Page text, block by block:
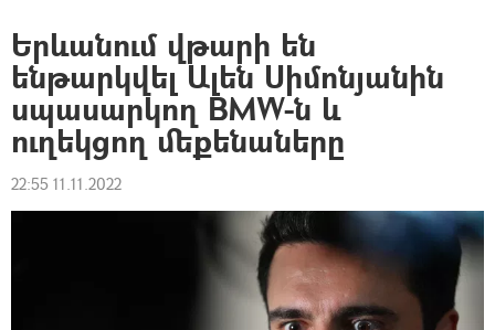
Երևանում վթարի են
ենթարկվել Ալեն Սիմոնյանին
սպասարկող BMW-ն և
ուղեկցող մեքենաները
22:55 11.11.2022